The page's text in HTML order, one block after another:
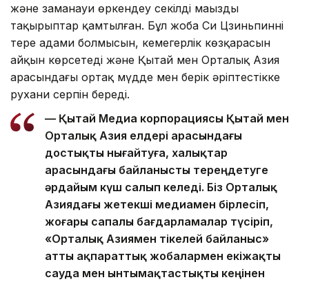
және заманауи өркендеу секілді маңызды
тақырыптар қамтылған. Бұл жоба Си Цзиньпиннің
терең адами болмысын, кемеңгерлік көзқарасын
айқын көрсетеді және Қытай мен Орталық Азия
арасындағы ортақ мүдде мен берік әріптестікке
рухани серпін береді.
— Қытай Медиа корпорациясы Қытай мен
Орталық Азия елдері арасындағы
достықты нығайтуға, халықтар
арасындағы байланысты тереңдетуге
әрдайым күш салып келеді. Біз Орталық
Азиядағы жетекші медиамен бірлесіп,
жоғары сапалы бағдарламалар түсіріп,
«Орталық Азиямен тікелей байланыс»
атты ақпараттық жобалармен екіжақты
сауда мен ынтымақтастықты кеңінен